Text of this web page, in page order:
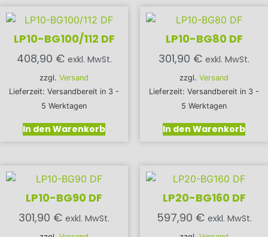
LP10-BG100/112 DF
408,90 € exkl. MwSt.
zzgl. Versand
Lieferzeit: Versandbereit in 3 -
5 Werktagen
In den Warenkorb
LP10-BG80 DF
301,90 € exkl. MwSt.
zzgl. Versand
Lieferzeit: Versandbereit in 3 -
5 Werktagen
In den Warenkorb
LP10-BG90 DF
301,90 € exkl. MwSt.
LP20-BG160 DF
597,90 € exkl. MwSt.